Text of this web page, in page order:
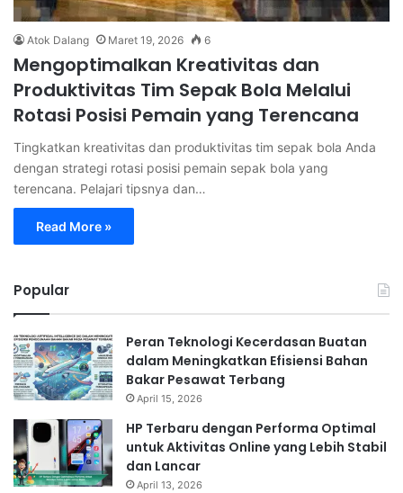
Atok Dalang Maret 19, 2026 6
Mengoptimalkan Kreativitas dan
Produktivitas Tim Sepak Bola Melalui
Rotasi Posisi Pemain yang Terencana
Tingkatkan kreativitas dan produktivitas tim sepak bola Anda
dengan strategi rotasi posisi pemain sepak bola yang
terencana. Pelajari tipsnya dan…
Read More »
Popular
Peran Teknologi Kecerdasan Buatan
dalam Meningkatkan Efisiensi Bahan
Bakar Pesawat Terbang
April 15, 2026
HP Terbaru dengan Performa Optimal
untuk Aktivitas Online yang Lebih Stabil
dan Lancar
April 13, 2026